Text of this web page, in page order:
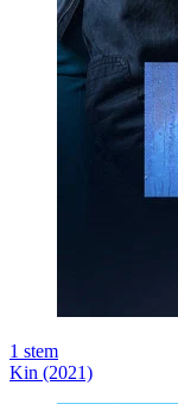
1 stem
Kin (2021)